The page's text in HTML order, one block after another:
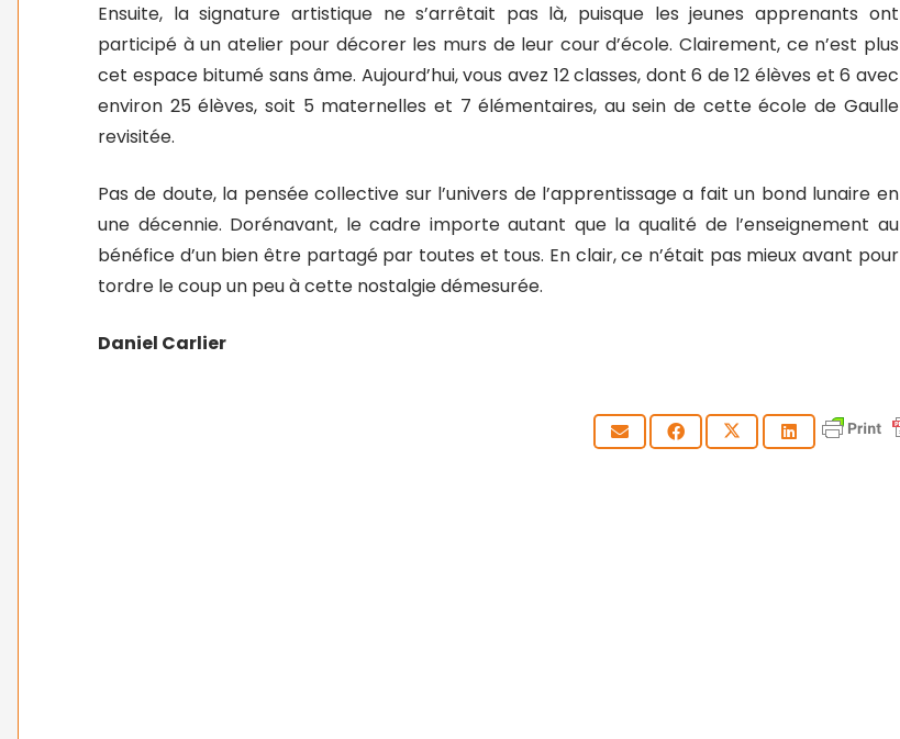
Ensuite, la signature artistique ne s’arrêtait pas là, puisque les jeunes apprenants ont
participé à un atelier pour décorer les murs de leur cour d’école. Clairement, ce n’est plus
cet espace bitumé sans âme. Aujourd’hui, vous avez 12 classes, dont 6 de 12 élèves et 6 avec
environ 25 élèves, soit 5 maternelles et 7 élémentaires, au sein de cette école de Gaulle
revisitée.
Pas de doute, la pensée collective sur l’univers de l’apprentissage a fait un bond lunaire en
une décennie. Dorénavant, le cadre importe autant que la qualité de l’enseignement au
bénéfice d’un bien être partagé par toutes et tous. En clair, ce n’était pas mieux avant pour
tordre le coup un peu à cette nostalgie démesurée.
Daniel Carlier